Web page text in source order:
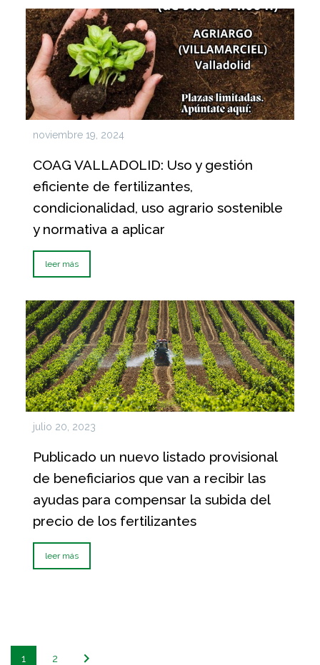
noviembre 19, 2024
COAG VALLADOLID: Uso y gestión
eficiente de fertilizantes,
condicionalidad, uso agrario sostenible
y normativa a aplicar
leer más
julio 20, 2023
Publicado un nuevo listado provisional
de beneficiarios que van a recibir las
ayudas para compensar la subida del
precio de los fertilizantes
leer más
1 2